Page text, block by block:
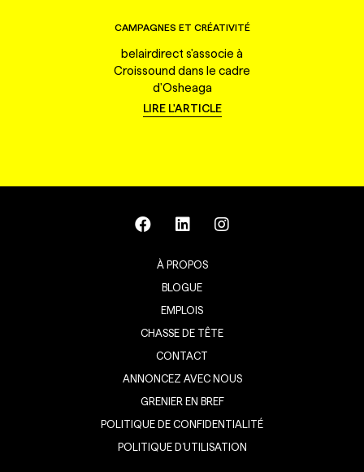
CAMPAGNES ET CRÉATIVITÉ
belairdirect s'associe à
Croissound dans le cadre
d'Osheaga
LIRE L'ARTICLE
À PROPOS
BLOGUE
EMPLOIS
CHASSE DE TÊTE
CONTACT
ANNONCEZ AVEC NOUS
GRENIER EN BREF
POLITIQUE DE CONFIDENTIALITÉ
POLITIQUE D’UTILISATION